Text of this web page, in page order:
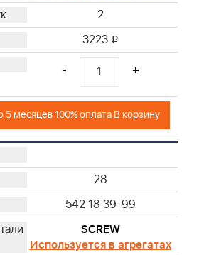
2
3223 i
- +
5 месяцев 100% оплата В корзину
28
542 18 39-99
SCREW
Используется в агрегатах